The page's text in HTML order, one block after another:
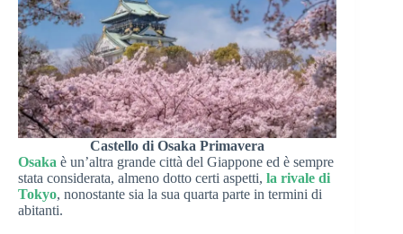
Castello di Osaka Primavera
Osaka è un’altra grande città del Giappone ed è sempre
stata considerata, almeno dotto certi aspetti, la rivale di
Tokyo, nonostante sia la sua quarta parte in termini di
abitanti.